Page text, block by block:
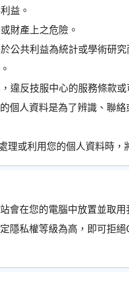
益。
財產上之危險。
公共利益為統計或學術研
違反技服中心的服務條款
個人資料是為了辨識、聯
理或利用您的個人資料時，
會在您的電腦中放置並取
隱私權等級為高，即可拒